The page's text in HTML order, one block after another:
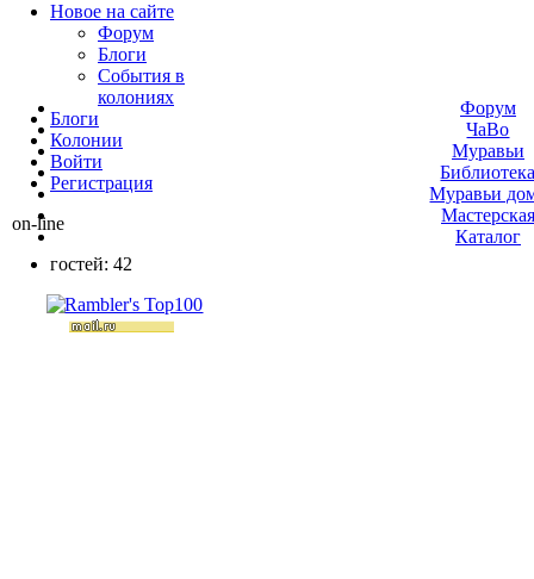
Новое на сайте
Форум
Блоги
События в
колониях
Блоги
Колонии
Войти
Peгиcтpaция
on-line
гостей: 42
Форум
ЧаВо
Муравьи
Муравьи
Мастерская
Каталог